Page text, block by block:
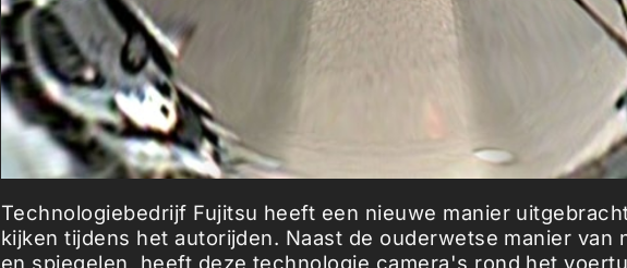
Technologiebedrijf Fujitsu heeft een nieuwe manier
kijken tijdens het autorijden. Naast de ouderwetse manier van
en spiegelen, heeft deze technologie camera's rond het